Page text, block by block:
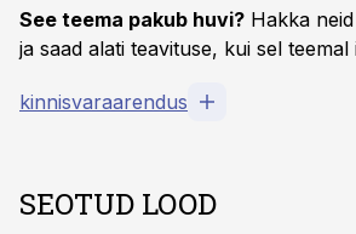
See teema pakub huvi? Hakka
ja saad alati teavituse, kui sel
kinnisvaraarendus
SEOTUD LOOD